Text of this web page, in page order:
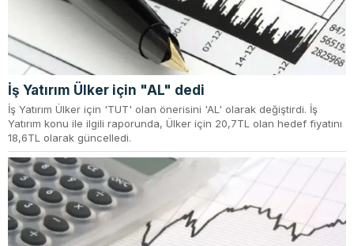
İş Yatırım Ülker için "AL" dedi
İş Yatırım Ülker için 'TUT' olan önerisini 'AL' olarak değiştirdi. İş
Yatırım konu ile ilgili raporunda, Ülker için 20,7TL olan hedef fiyatını
18,6TL olarak güncelledi.